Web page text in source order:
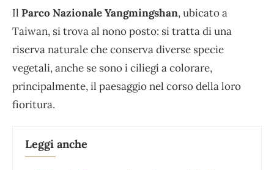
Il Parco Nazionale Yangmingshan, ubicato a
Taiwan, si trova al nono posto: si tratta di una
riserva naturale che conserva diverse specie
vegetali, anche se sono i ciliegi a colorare,
principalmente, il paesaggio nel corso della loro
fioritura.
Leggi anche